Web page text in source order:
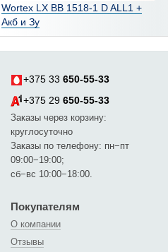
Wortex LX BB 1518-1 D ALL1 +
Акб и Зу
+375 33 650-55-33
+375 29 650-55-33
Заказы через корзину:
круглосуточно
Заказы по телефону: пн−пт
09:00−19:00;
сб−вс 10:00−18:00.
Покупателям
О компании
Отзывы